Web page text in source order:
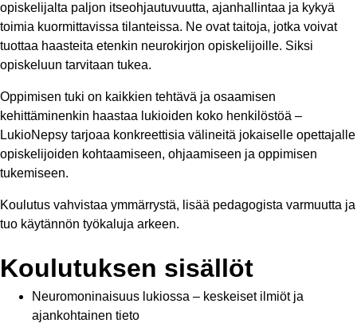
opiskelijalta paljon itseohjautuvuutta, ajanhallintaa ja kykyä
toimia kuormittavissa tilanteissa. Ne ovat taitoja, jotka voivat
tuottaa haasteita etenkin neurokirjon opiskelijoille. Siksi
opiskeluun tarvitaan tukea.
Oppimisen tuki on kaikkien tehtävä ja osaamisen
kehittäminenkin haastaa lukioiden koko henkilöstöä –
LukioNepsy tarjoaa konkreettisia välineitä jokaiselle opettajalle
opiskelijoiden kohtaamiseen, ohjaamiseen ja oppimisen
tukemiseen.
Koulutus vahvistaa ymmärrystä, lisää pedagogista varmuutta ja
tuo käytännön työkaluja arkeen.
Koulutuksen sisällöt
Neuromoninaisuus lukiossa – keskeiset ilmiöt ja
ajankohtainen tieto